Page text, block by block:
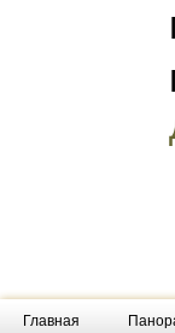
Главная